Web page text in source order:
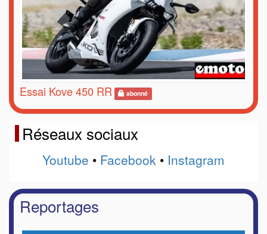
Essai Kove 450 RR abonné
Réseaux sociaux
Youtube • Facebook • Instagram
Reportages